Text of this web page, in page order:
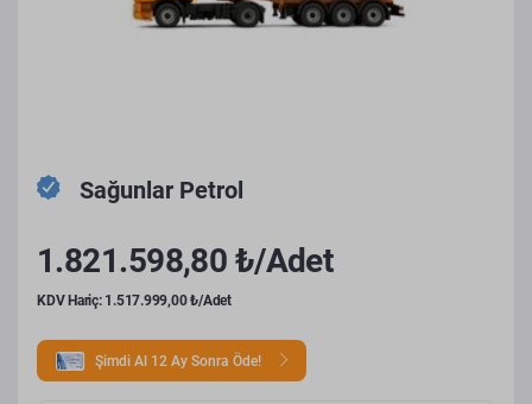
Sağunlar Petrol
1.821.598,80 ₺/Adet
KDV Hariç: 1.517.999,00 ₺/Adet
Şimdi Al 12 Ay Sonra Öde!